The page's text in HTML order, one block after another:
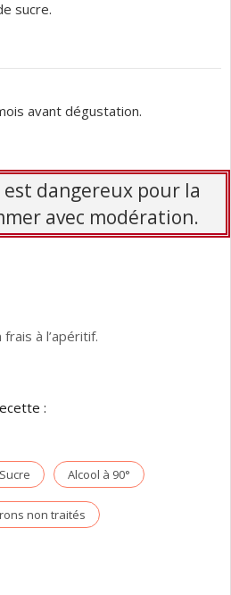
sucre.
avant dégustation.
est dangereux pour la
avec modération.
à l’apéritif.
:
Sucre Alcool à 90°
non traités